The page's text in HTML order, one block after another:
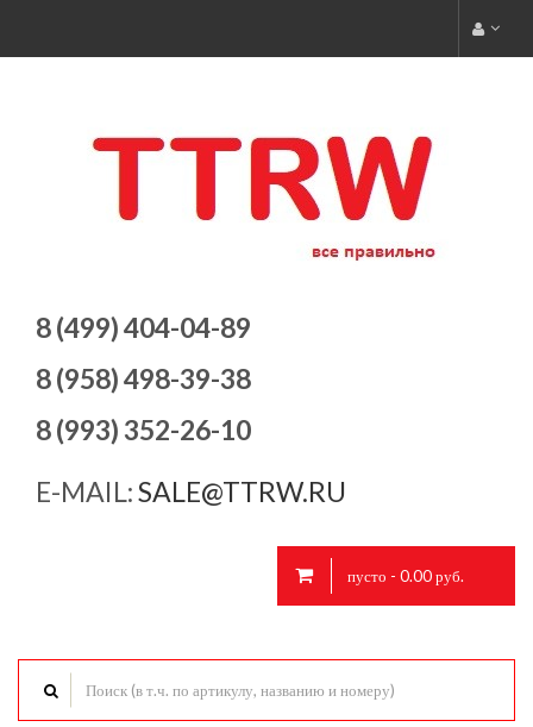
8 (499) 404-04-89
8 (958) 498-39-38
8 (993) 352-26-10
E-MAIL:SALE@TTRW.RU
пусто - 0.00 руб.